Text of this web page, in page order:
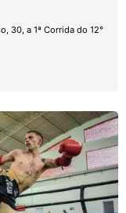
30, a 1ª Corrida do 12°